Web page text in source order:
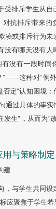
受排斥学生从自
抗排斥带来的
凌或排斥行为
没有哪天没有人
有没有一段时间
”——这种对“例
否定”认知困境：
通过具体的事
生”，从而为“
与策略制定
建
，与学生共同设
应聚焦于学生希